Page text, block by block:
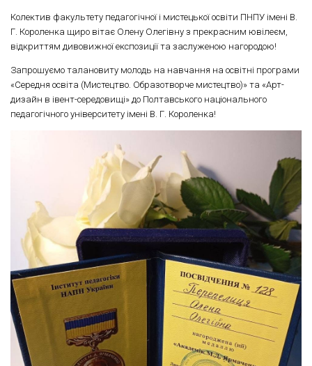
Колектив факультету педагогічної і мистецької освіти ПНПУ імені В.
Г. Короленка щиро вітає Олену Олегівну з прекрасним ювілеєм,
відкриттям дивовижної експозиції та заслуженою нагородою!
Запрошуємо талановиту молодь на навчання на освітні програми
«Середня освіта (Мистецтво. Образотворче мистецтво)» та «Арт-
дизайн в івент-середовищі» до Полтавського національного
педагогічного університету імені В. Г. Короленка!